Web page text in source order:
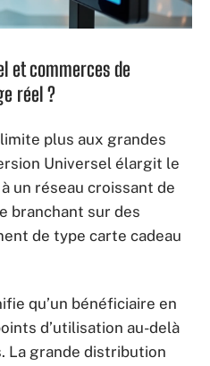
et commerces de
réel ?
plus aux grandes
Universel élargit le
un réseau croissant de
branchant sur des
de type carte cadeau
qu’un bénéficiaire en
d’utilisation au-delà
La grande distribution